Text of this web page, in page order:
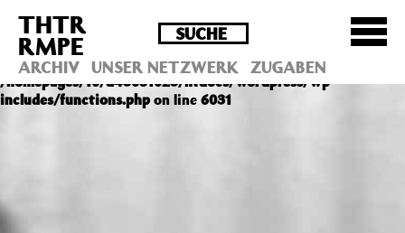
Deprecated : Die Funktion post_permalink ist seit
Version 4.4.0 veraltet! Verwende stattdessen
get_permalink(). in
/homepages/10/d43051023/htdocs/wordpress/wp-
includes/functions.phpon line 6031
THTR
RMPE
ARCHIV UNSER NETZWERK ZUGABEN